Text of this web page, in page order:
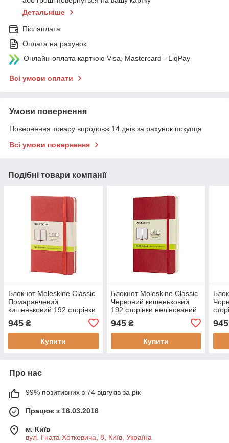
Детальніше
Післяплата
Оплата на рахунок
Онлайн-оплата карткою Visa, Mastercard - LiqPay
Всі умови оплати
Умови повернення
Повернення товару впродовж 14 днів за рахунок покупця
Всі умови повернення
Подібні товари компанії
Блокнот Moleskine Classic
Помаранчевий
кишеньковий 192 сторінки
(8051272893656)
945 ₴
Купити
Блокнот Moleskine Classic
Червоний кишеньковий
192 сторінки нелінований
(8055002854610)
945₴
Купити
945
Про нас
99% позитивних з 74 відгуків за рік
Працює з 16.03.2016
м. Київ
вул. Гната Хоткевича, 8, Київ, Україна